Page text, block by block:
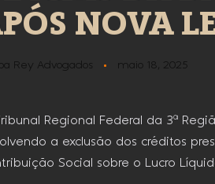
NOVA
Rey Advogados maio 18, 2025
Regional Federal da 3ª
a exclusão dos créditos
Social sobre o Lucro